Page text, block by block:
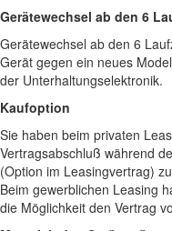
Gerätewechsel ab den 6
Gerätewechsel ab den 6
Gerät gegen ein neues
der Unterhaltungselektronik.
Kaufoption
Sie haben beim privaten
Vertragsabschluß während
(Option im Leasingvertrag)
Beim gewerblichen Leasing
die Möglichkeit den Vertrag